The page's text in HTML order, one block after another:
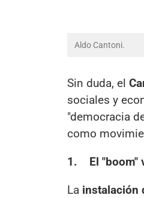
Aldo Cantoni.
Sin duda, el
sociales y
"democracia
como
1. El "boom"
La instalación